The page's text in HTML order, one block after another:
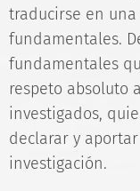
traducirse en
fundamentales.
fundamentales
respeto absoluto
investigados,
declarar y
investigación.